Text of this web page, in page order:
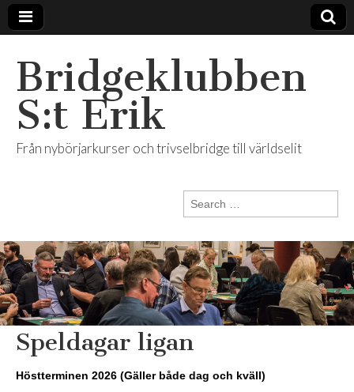
Bridgeklubben
S:t Erik
Från nybörjarkurser och trivselbridge till världselit
Search
for:
Speldagar ligan
Höstterminen 2026 (Gäller både dag och kväll)